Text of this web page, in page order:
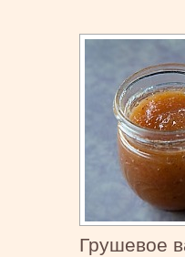
Грушевое